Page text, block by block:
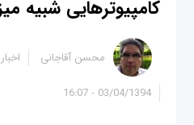
کامپیوترهایی شبیه
03/04/1394 - 16:07
محسن آقاجانی